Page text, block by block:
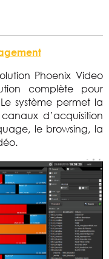
Phoenix Video
complète pour
système permet la
d’acquisition
le browsing, la